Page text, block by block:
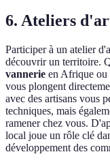
6. Ateliers
Participer à un atelier
découvrir un territoire.
vannerie en Afrique ou
vous plongent
avec des artisans vous
techniques, mais
ramener chez vous.
local joue un rôle clé
développement des